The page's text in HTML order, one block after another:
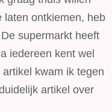
ontkiemen, heb
supermarkt heeft
iedereen kent wel
kwam ik tegen
artikel over